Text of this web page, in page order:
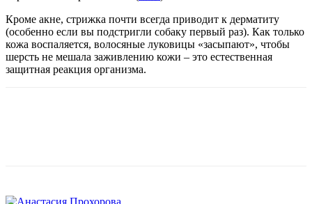
Кроме акне, стрижка почти всегда приводит к дерматиту
(особенно если вы подстригли собаку первый раз). Как только
кожа воспаляется, волосяные луковицы «засыпают», чтобы
шерсть не мешала заживлению кожи – это естественная
защитная реакция организма.